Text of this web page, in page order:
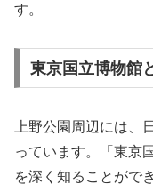
す。
東京国立博物館
上野公園周辺には、
っています。「東京
を深く知ることがで